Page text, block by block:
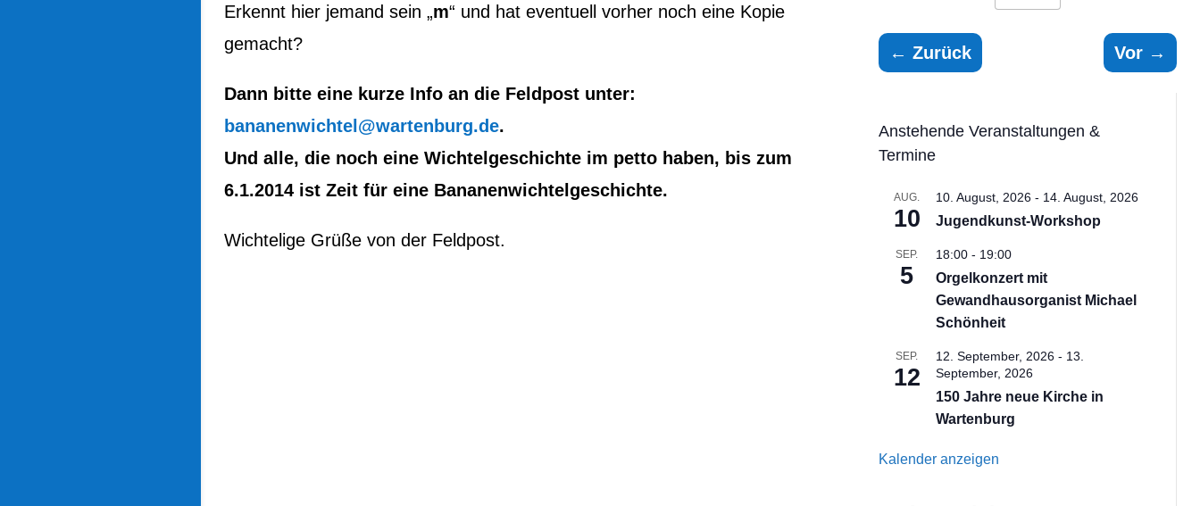
Erkennt hier jemand sein „m“ und hat eventuell vorher noch eine Kopie
gemacht?
Dann bitte eine kurze Info an die Feldpost unter:
bananenwichtel@wartenburg.de.
Und alle, die noch eine Wichtelgeschichte im petto haben, bis zum
6.1.2014 ist Zeit für eine Bananenwichtelgeschichte.
Wichtelige Grüße von der Feldpost.
← Zurück Vor→
Anstehende Veranstaltungen &
Termine
AUG.
10
10. August, 2026- 14. August, 2026
Jugendkunst-Workshop
SEP.
5
18:00- 19:00
Orgelkonzert mit
Gewandhausorganist Michael
Schönheit
SEP.
12
12. September, 2026- 13.
September, 2026
150 Jahre neue Kirche in
Wartenburg
Kalender anzeigen